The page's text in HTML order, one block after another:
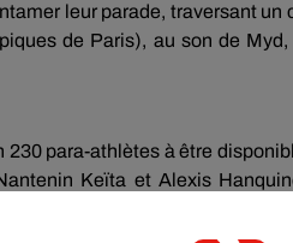
leur parade, traversant un
de Paris), au son de
para-athlètes à être
Keïta et Alexis
ce jeudi ! On les pardonne.